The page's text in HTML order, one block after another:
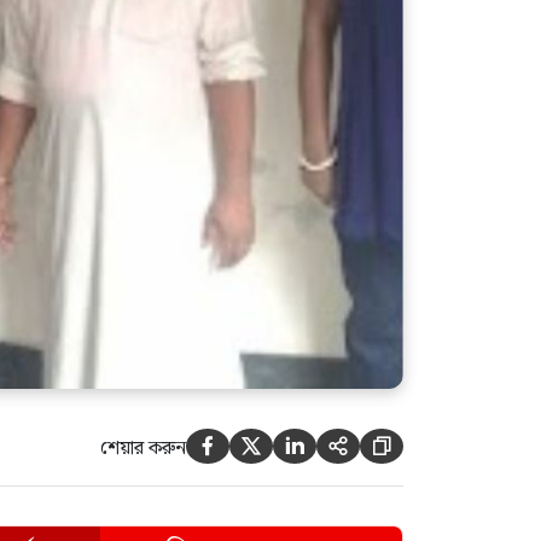
দিলেন আসিফ মাহমুদ
বারিধারায় পাকিস্তানি
হাইকমিশনারের বাসভবনে আগুন,
আইসিইউতে হাইকমিশনার
শেয়ার করুন     